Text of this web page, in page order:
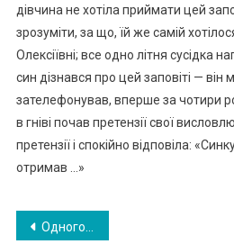
дівчина не хотіла приймати цей
зрозуміти, за що, їй же самій
Олексіївні; все одно літня сусідка
син дізнався про цей заповіті — він
зателефонував, вперше за чотири
в гніві почав претензії свої
претензії і спокійно відповіла:
отримав …»
Навигация
Одного разу я вирішив перевірити, що відбувається вдома, коли я працюю. Відпросився в обідню перерву і тихенько увійшов в квартиру. Коли я зайшов додому — то був просто в люті!